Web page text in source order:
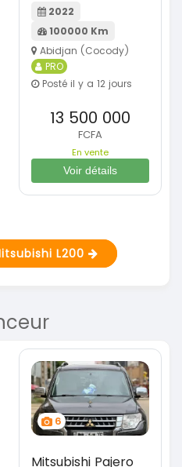
2022
100000 Km
Abidjan (Cocody)
PRO
Posté il y a 12 jours
13 500 000
FCFA
En vente
Voir détails
L200
6
Mitsubishi Pajero